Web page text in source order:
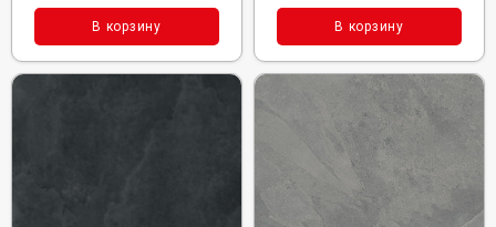
В корзину В корзину